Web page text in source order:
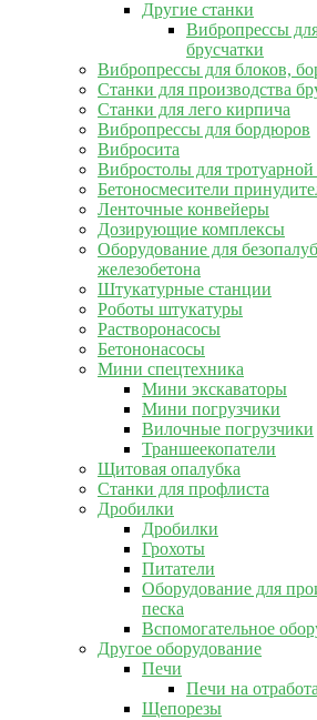
Другие станки
Вибропрессы
брусчатки
Вибропрессы для блоков,
Станки для производства
Станки для лего кирпича
Вибропрессы для бордюров
Вибросита
Вибростолы для
Бетоносмесители
Ленточные конвейеры
Дозирующие комплексы
Оборудование для
железобетона
Штукатурные станции
Роботы штукатуры
Растворонасосы
Бетононасосы
Мини спецтехника
Мини экскаваторы
Мини погрузчики
Вилочные погрузчики
Траншеекопатели
Щитовая опалубка
Станки для профлиста
Дробилки
Дробилки
Грохоты
Питатели
Оборудование для
песка
Вспомогательное
Другое оборудование
Печи
Печи на
Щепорезы